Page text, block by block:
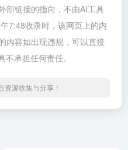
部链接的指向，不由AI工具
7:48收录时，该网页上的内
内容如出现违规，可以直接
承担任何责任。
资源收集与分享！